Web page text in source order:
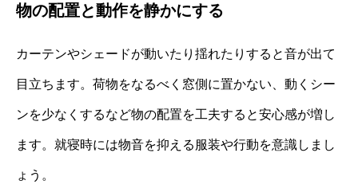
物の配置と動作を静かにする
カーテンやシェードが動いたり揺れたりすると音が出て
目立ちます。荷物をなるべく窓側に置かない、動くシー
ンを少なくするなど物の配置を工夫すると安心感が増し
ます。就寝時には物音を抑える服装や行動を意識しまし
ょう。